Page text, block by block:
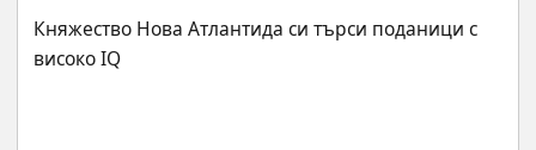
Княжество Нова Атлантида си търси поданици с